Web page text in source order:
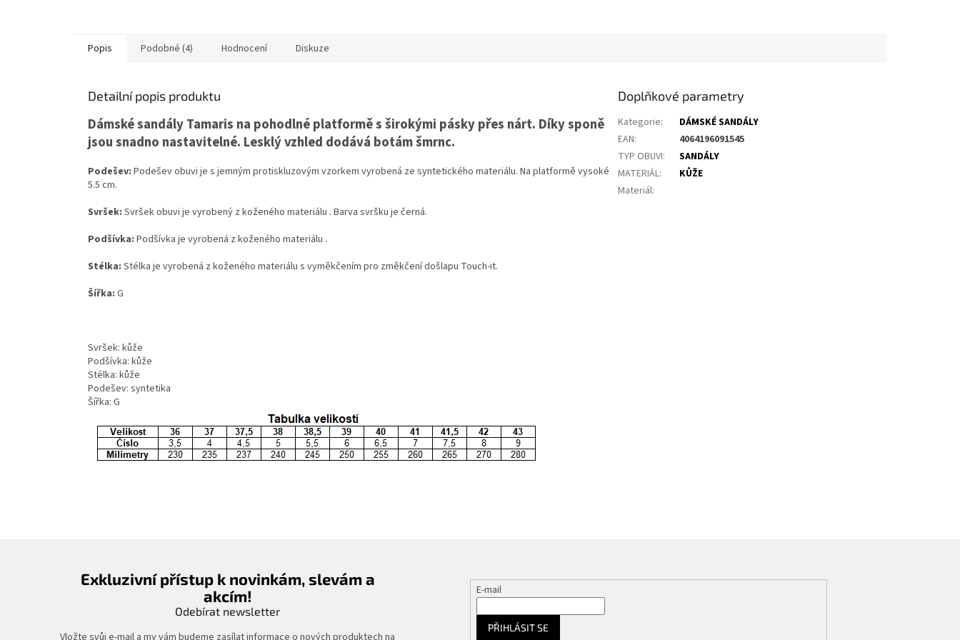
Popis Podobné (4) Hodnocení Diskuze
Detailní popis produktu
Dámské sandály Tamaris na pohodlné platformě s širokými pásky přes nárt. Díky sponě
jsou snadno nastavitelné. Lesklý vzhled dodává botám šmrnc.
Podešev: Podešev obuvi je s jemným protiskluzovým vzorkem vyrobená ze syntetického materiálu. Na platformě vysoké
5.5 cm.
Svršek: Svršek obuvi je vyrobený z koženého materiálu . Barva svršku je černá.
Podšívka: Podšívka je vyrobená z koženého materiálu .
Stélka: Stélka je vyrobená z koženého materiálu s vyměkčením pro změkčení došlapu Touch-it.
Šířka: G
Svršek: kůže
Podšívka: kůže
Stélka: kůže
Podešev: syntetika
Šířka: G
Doplňkové parametry
Kategorie:
DÁMSKÉ SANDÁLY
EAN:
4064196091545
TYP OBUVI:
SANDÁLY
MATERIÁL:
KŮŽE
Materiál:
Exkluzivní přístup k novinkám, slevám a
akcím!
Odebírat newsletter
E-mail
PŘIHLÁSIT SE